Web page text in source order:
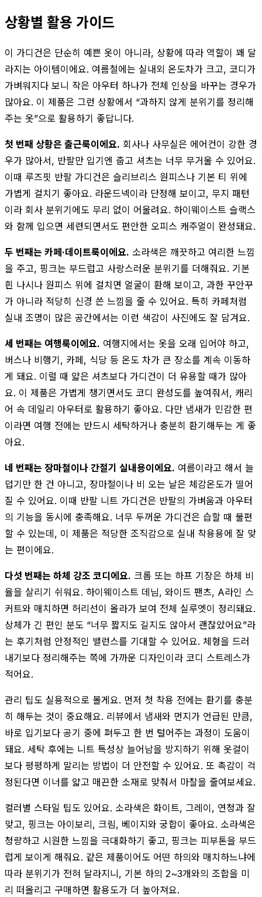
상황별 활용 가이드
이 가디건은 단순히 예쁜 옷이 아니라, 상황에 따라 역할이 꽤 달
라지는 아이템이에요. 여름철에는 실내외 온도차가 크고, 코디가
가벼워지다 보니 작은 아우터 하나가 전체 인상을 바꾸는 경우가
많아요. 이 제품은 그런 상황에서 “과하지 않게 분위기를 정리해
주는 옷”으로 활용하기 좋답니다.
첫 번째 상황은 출근룩이에요. 회사나 사무실은 에어컨이 강한 경
우가 많아서, 반팔만 입기엔 춥고 셔츠는 너무 무거울 수 있어요.
이때 루즈핏 반팔 가디건은 슬리브리스 원피스나 기본 티 위에
가볍게 걸치기 좋아요. 라운드넥이라 단정해 보이고, 무지 패턴
이라 회사 분위기에도 무리 없이 어울려요. 하이웨이스트 슬랙스
와 함께 입으면 세련되면서도 편안한 오피스 캐주얼이 완성돼요.
두 번째는 카페·데이트룩이에요. 소라색은 깨끗하고 여리한 느낌
을 주고, 핑크는 부드럽고 사랑스러운 분위기를 더해줘요. 기본
흰 나시나 원피스 위에 걸치면 얼굴이 환해 보이고, 과한 꾸안꾸
가 아니라 적당히 신경 쓴 느낌을 줄 수 있어요. 특히 카페처럼
실내 조명이 많은 공간에서는 이런 색감이 사진에도 잘 담겨요.
세 번째는 여행룩이에요. 여행지에서는 옷을 오래 입어야 하고,
버스나 비행기, 카페, 식당 등 온도 차가 큰 장소를 계속 이동하
게 돼요. 이럴 때 얇은 셔츠보다 가디건이 더 유용할 때가 많아
요. 이 제품은 가볍게 챙기면서도 코디 완성도를 높여줘서, 캐리
어 속 데일리 아우터로 활용하기 좋아요. 다만 냄새가 민감한 편
이라면 여행 전에는 반드시 세탁하거나 충분히 환기해두는 게 좋
아요.
네 번째는 장마철이나 간절기 실내용이에요. 여름이라고 해서 늘
덥기만 한 건 아니고, 장마철이나 비 오는 날은 체감온도가 떨어
질 수 있어요. 이때 반팔 니트 가디건은 반팔의 가벼움과 아우터
의 기능을 동시에 충족해요. 너무 두꺼운 가디건은 습할 때 불편
할 수 있는데, 이 제품은 적당한 조직감으로 실내 착용용에 잘 맞
는 편이에요.
다섯 번째는 하체 강조 코디에요. 크롭 또는 하프 기장은 하체 비
율을 살리기 쉬워요. 하이웨이스트 데님, 와이드 팬츠, A라인 스
커트와 매치하면 허리선이 올라가 보여 전체 실루엣이 정리돼요.
상체가 긴 편인 분도 “너무 짧지도 길지도 않아서 괜찮았어요”라
는 후기처럼 안정적인 밸런스를 기대할 수 있어요. 체형을 드러
내기보다 정리해주는 쪽에 가까운 디자인이라 코디 스트레스가
적어요.
관리 팁도 실용적으로 볼게요. 먼저 첫 착용 전에는 환기를 충분
히 해두는 것이 중요해요. 리뷰에서 냄새와 먼지가 언급된 만큼,
바로 입기보다 공기 중에 펴두고 한 번 털어주는 과정이 도움이
돼요. 세탁 후에는 니트 특성상 늘어남을 방지하기 위해 옷걸이
보다 평평하게 말리는 방법이 더 안전할 수 있어요. 또 촉감이 걱
정된다면 이너를 얇고 매끈한 소재로 맞춰서 마찰을 줄여보세요.
컬러별 스타일 팁도 있어요. 소라색은 화이트, 그레이, 연청과 잘
맞고, 핑크는 아이보리, 크림, 베이지와 궁합이 좋아요. 소라색은
청량하고 시원한 느낌을 극대화하기 좋고, 핑크는 피부톤을 부드
럽게 보이게 해줘요. 같은 제품이어도 어떤 하의와 매치하느냐에
따라 분위기가 전혀 달라지니, 기본 하의 2~3개와의 조합을 미
리 떠올리고 구매하면 활용도가 더 높아져요.